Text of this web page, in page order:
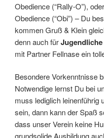
Obedience (“Rally-O”),
Obedience (“Obi”) – Du
kommen Gruß & Klein
denn auch fürJugendliche
mit Partner Fellnase ein
Besondere Vorkenntnisse
Notwendige lernst Du bei
muss lediglich leinenführig
sein, dann kann der Spaß
dass unser Verein keine
grundsolide Ausbildung